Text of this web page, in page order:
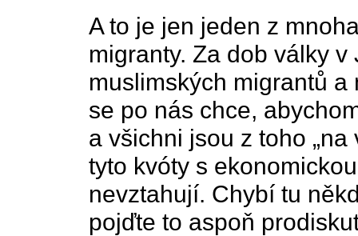
A to je jen jeden z
migranty. Za dob války
muslimských migrantů
se po nás chce,
a všichni jsou z toho
tyto kvóty s
nevztahují. Chybí tu
pojďte to aspoň